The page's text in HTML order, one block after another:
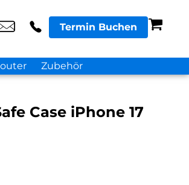
Termin Buchen
Zubehör
Case iPhone 17